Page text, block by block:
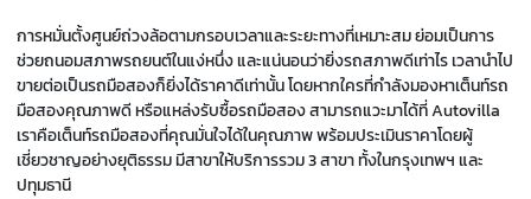
การหมั่นตั้งศูนย์ถ่วงล้อตามกรอบเวลาและระยะทางที่เหมาะสม ย่อมเป็นการ
ช่วยถนอมสภาพรถยนต์ในแง่หนึ่ง และแน่นอนว่ายิ่งรถสภาพดีเท่าไร เวลานำไป
ขายต่อเป็นรถมือสองก็ยิ่งได้ราคาดีเท่านั้น โดยหากใครที่กำลังมองหาเต็นท์รถ
มือสองคุณภาพดี หรือแหล่งรับซื้อรถมือสองสามารถแวะมาได้ที่ Autovilla
เราคือเต็นท์รถมือสองที่คุณมั่นใจได้ในคุณภาพ พร้อมประเมินราคาโดยผู้
เชี่ยวชาญอย่างยุติธรรม มีสาขาให้บริการรวม 3 สาขา ทั้งในกรุงเทพฯ และ
ปทุมธานี